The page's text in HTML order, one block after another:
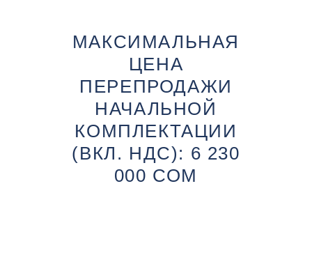
МАКСИМАЛЬНАЯ
ЦЕНА
ПЕРЕПРОДАЖИ
НАЧАЛЬНОЙ
КОМПЛЕКТАЦИИ
(ВКЛ. НДС): 6 230
000 СОМ